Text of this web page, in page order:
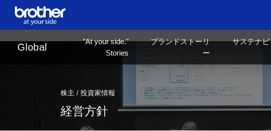
ja日本語Global
"At your side."
Stories
ブランドストーリ
ー
サステナ
株主 / 投資家情報
経営方針